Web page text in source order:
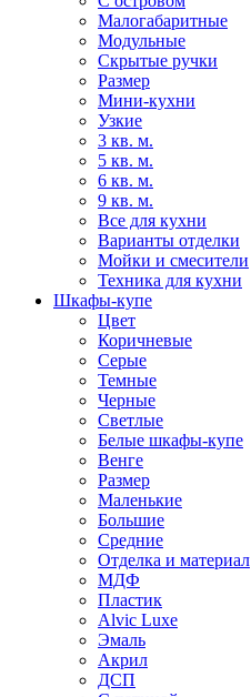
Малогабаритные
Модульные
Скрытые ручки
Размер
Мини-кухни
Узкие
3 кв. м.
5 кв. м.
6 кв. м.
9 кв. м.
Все для кухни
Варианты отделки
Мойки и смесители
Техника для кухни
Шкафы-купе
Цвет
Коричневые
Серые
Темные
Черные
Светлые
Белые шкафы-купе
Венге
Размер
Маленькие
Большие
Средние
Отделка и материал
МДФ
Пластик
Alvic Luxe
Эмаль
Акрил
ДСП